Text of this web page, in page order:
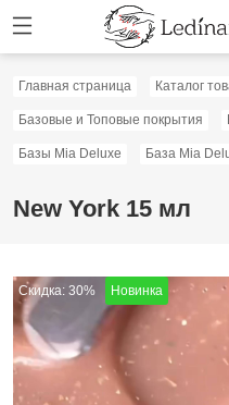
Главная страница Каталог
Базовые и Топовые покрытия
Базы Mia Deluxe База Mia
New York 15 мл
Скидка: 30% Новинка